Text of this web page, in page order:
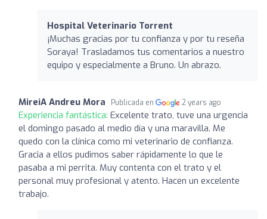
Hospital Veterinario Torrent
¡Muchas gracias por tu confianza y por tu reseña
Soraya! Trasladamos tus comentarios a nuestro
equipo y especialmente a Bruno. Un abrazo.
MireiA Andreu Mora Publicada en 2 years ago
Experiencia fantástica: Excelente trato, tuve una urgencia
el domingo pasado al medio día y una maravilla. Me
quedo con la clínica como mi veterinario de confianza.
Gracia a ellos pudimos saber rápidamente lo que le
pasaba a mi perrita. Muy contenta con el trato y el
personal muy profesional y atento. Hacen un excelente
trabajo.